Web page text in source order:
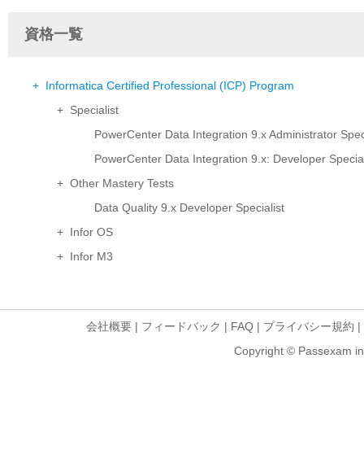
資格一覧
+ Informatica Certified Professional (ICP) Program
+ Specialist
PowerCenter Data Integration 9.x Administrator
PowerCenter Data Integration 9.x: Developer
+ Other Mastery Tests
Data Quality 9.x Developer Specialist
+ Infor OS
+ Infor M3
会社概要 | フィードバック | FAQ | プライバシー規約 |
Copyright © Passexam